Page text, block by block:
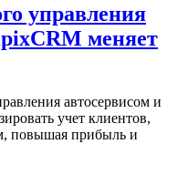
управления
меняет
автосервисом и
учет клиентов,
повышая прибыль и